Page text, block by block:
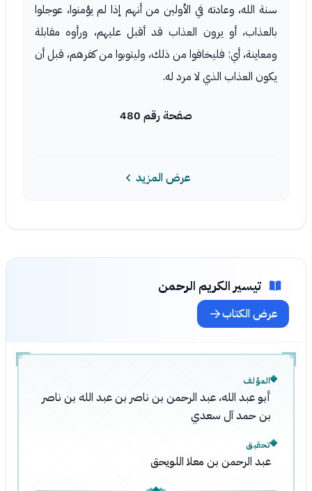
سنة الله، وعادته في الأولين من أنهم إذا لم يؤمنوا، عوجلوا
بالعذاب، أو يرون العذاب قد أقبل عليهم، ورأوه مقابلة
ومعاينة، أي: فليخافوا من ذلك، وليتوبوا من كفرهم، قبل أن
يكون العذاب الذي لا مرد له.
صفحة رقم 480
عرض المزيد
تيسير الكريم الرحمن
عرض الكتاب
المؤلف
أبو عبد الله، عبد الرحمن بن ناصر بن عبد الله بن ناصر
بن حمد آل سعدي
تحقيق
عبد الرحمن بن معلا اللويحق